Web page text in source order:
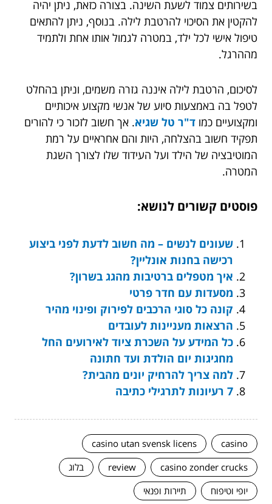
בשירותים צמוד לשעת השינה. בצורה כזאת, ניתן יהיה
להקטין את הסיכוי להרטבת לילה. בנוסף, ניתן להתאים
טיפול אישי לכל ילד, במטרה לגמול אותו אחת ולתמיד
מההרגל.
לסיכום, הרטבת לילה איננה גזרה משמים, וניתן בהחלט
לטפל בה באמצעות סיוע של אנשי מקצוע איכותיים
ומקצועיים כמו ד"ר טל שגיא. אך חשוב לזכור כי להורים
תפקיד חשוב בהצלחה, היות והם אחראיים על רמת
המוטיבציה של הילד ועל העידוד שלו לצורך השגת
המטרה.
פוסטים קשורים לנושא:
שעונים לנשים – מה חשוב לדעת לפני ביצוע
רכישה בחנות אונליין?
איך מטפלים ברטיבות מהגג בשרון?
מסעדות עם חדר פרטי
קונה כל סוגי הרכבים לפירוק ופינוי מהיר
הרצאות מעניינות לעובדים
כל המידע על השכרת ציוד לאירועים החל
מחגיגות יום הולדת ועד חתונה
למה צריך להרחיק יונים מהבית?
7 רעיונות לתרגילי כתיבה
casino
casino utan svensk licens
casino zonder crucks
review
בלוג
יופי וטיפוח
תיירות ופנאי